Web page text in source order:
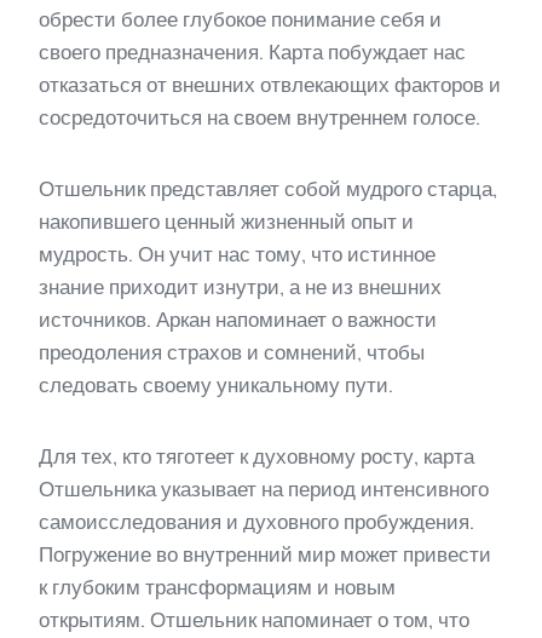
обрести более глубокое понимание себя и
своего предназначения. Карта побуждает нас
отказаться от внешних отвлекающих факторов и
сосредоточиться на своем внутреннем голосе.
Отшельник представляет собой мудрого старца,
накопившего ценный жизненный опыт и
мудрость. Он учит нас тому, что истинное
знание приходит изнутри, а не из внешних
источников. Аркан напоминает о важности
преодоления страхов и сомнений, чтобы
следовать своему уникальному пути.
Для тех, кто тяготеет к духовному росту, карта
Отшельника указывает на период интенсивного
самоисследования и духовного пробуждения.
Погружение во внутренний мир может привести
к глубоким трансформациям и новым
открытиям. Отшельник напоминает о том, что